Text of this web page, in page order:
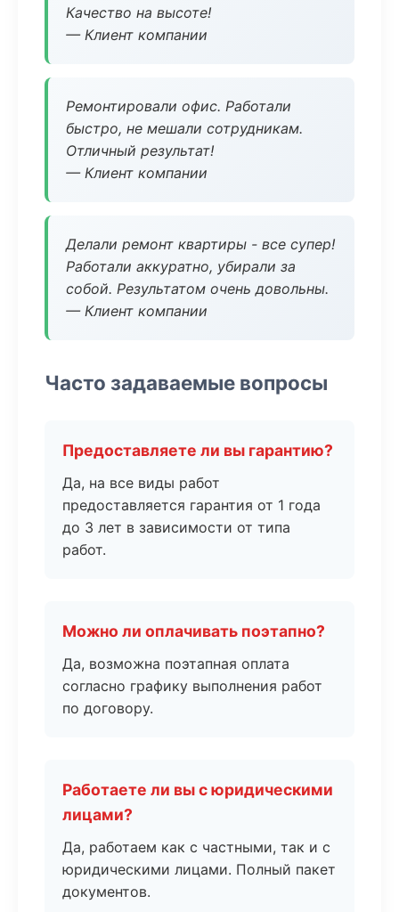
Качество на высоте!
— Клиент компании
Ремонтировали офис. Работали
быстро, не мешали сотрудникам.
Отличный результат!
— Клиент компании
Делали ремонт квартиры - все супер!
Работали аккуратно, убирали за
собой. Результатом очень довольны.
— Клиент компании
Часто задаваемые вопросы
Предоставляете ли вы гарантию?
Да, на все виды работ
предоставляется гарантия от 1 года
до 3 лет в зависимости от типа
работ.
Можно ли оплачивать поэтапно?
Да, возможна поэтапная оплата
согласно графику выполнения работ
по договору.
Работаете ли вы с юридическими
лицами?
Да, работаем как с частными, так и с
юридическими лицами. Полный пакет
документов.